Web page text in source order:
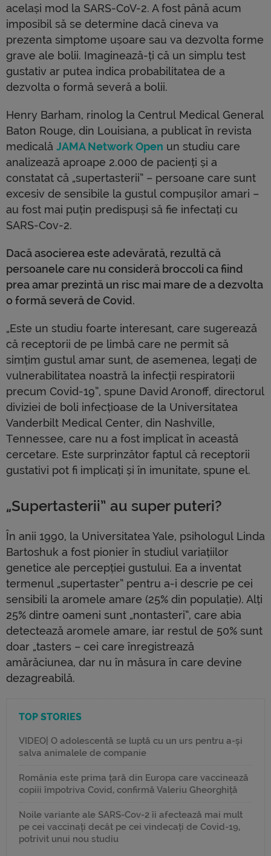
același mod la SARS-CoV-2. A fost până acum
imposibil să se determine dacă cineva va
prezenta simptome ușoare sau va dezvolta forme
grave ale bolii. Imaginează-ți că un simplu test
gustativ ar putea indica probabilitatea de a
dezvolta o formă severă a bolii.
Henry Barham, rinolog la Centrul Medical General
Baton Rouge, din Louisiana, a publicat în revista
medicală JAMA Network Open un studiu care
analizează aproape 2.000 de pacienți și a
constatat că „supertasterii” – persoane care sunt
excesiv de sensibile la gustul compușilor amari –
au fost mai puțin predispuși să fie infectați cu
SARS-Cov-2.
Dacă asocierea este adevărată, rezultă că
persoanele care nu consideră broccoli ca fiind
prea amar prezintă un risc mai mare de a dezvolta
o formă severă de Covid.
„Este un studiu foarte interesant, care sugerează
că receptorii de pe limbă care ne permit să
simțim gustul amar sunt, de asemenea, legați de
vulnerabilitatea noastră la infecții respiratorii
precum Covid-19”, spune David Aronoff, directorul
diviziei de boli infecțioase de la Universitatea
Vanderbilt Medical Center, din Nashville,
Tennessee, care nu a fost implicat în această
cercetare. Este surprinzător faptul că receptorii
gustativi pot fi implicați și în imunitate, spune el.
„Supertasterii” au super puteri?
În anii 1990, la Universitatea Yale, psihologul Linda
Bartoshuk a fost pionier în studiul variațiilor
genetice ale percepției gustului. Ea a inventat
termenul „supertaster” pentru a-i descrie pe cei
sensibili la aromele amare (25% din populație). Alți
25% dintre oameni sunt „nontasteri”, care abia
detectează aromele amare, iar restul de 50% sunt
doar „tasters – cei care înregistrează
amărăciunea, dar nu în măsura în care devine
dezagreabilă.
TOP STORIES
VIDEO| O adolescentă se luptă cu un urs pentru a-și
salva animalele de companie
România este prima țară din Europa care vaccinează
copiii împotriva Covid, confirmă Valeriu Gheorghiță
Noile variante ale SARS-Cov-2 îi afectează mai mult
pe cei vaccinați decât pe cei vindecați de Covid-19,
potrivit unui nou studiu